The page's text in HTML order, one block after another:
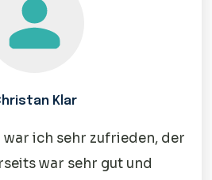
Klar
ich sehr zufrieden, der
war sehr gut und